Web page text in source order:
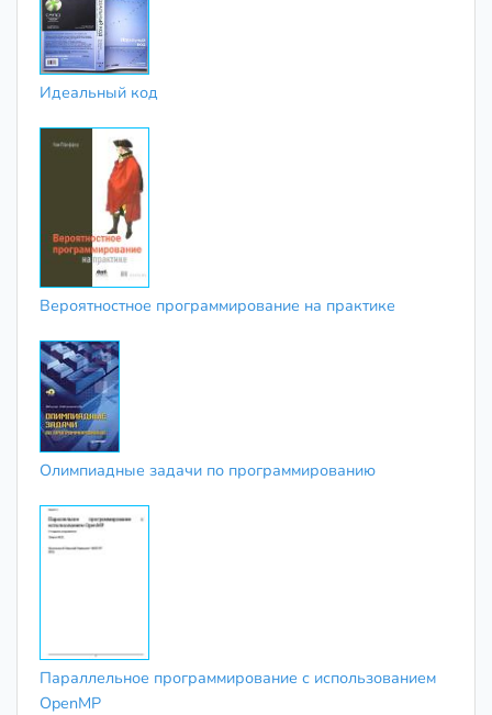
Идеальный код
Вероятностное программирование на практике
Олимпиадные задачи по программированию
Параллельное программирование с использованием
OpenMP